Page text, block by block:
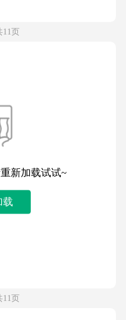
11页
新加载试试~
载
11页